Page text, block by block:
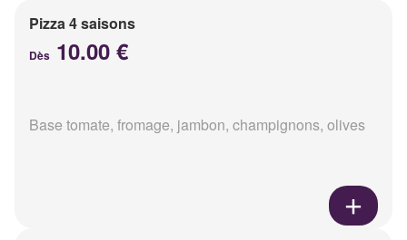
Pizza 4 saisons
Dès 10.00 €
Base tomate, fromage, jambon, champignons, olives